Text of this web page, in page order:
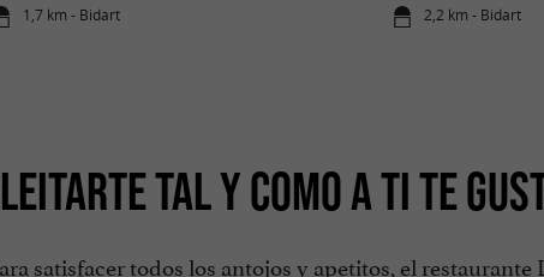
1,7 km - Bidart 2,2 km - Bidart
TAL Y COMO A TI TE
satisfacer todos los antojos y apetitos, el